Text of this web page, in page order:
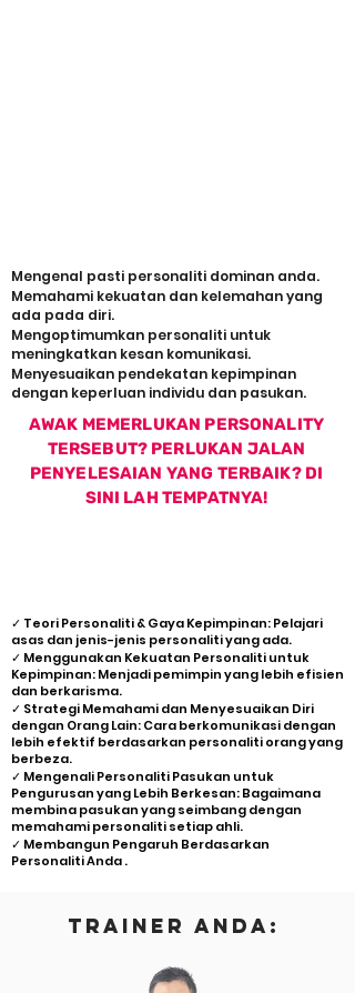
Mengenal pasti personaliti dominan anda.
Memahami kekuatan dan kelemahan yang
ada pada diri.
Mengoptimumkan personaliti untuk
meningkatkan kesan komunikasi.
Menyesuaikan pendekatan kepimpinan
dengan keperluan individu dan pasukan.
AWAK MEMERLUKAN PERSONALITY
TERSEBUT? PERLUKAN JALAN
PENYELESAIAN YANG TERBAIK? DI
SINI LAH TEMPATNYA!
✓ Teori Personaliti & Gaya Kepimpinan: Pelajari
asas dan jenis-jenis personaliti yang ada.
✓ Menggunakan Kekuatan Personaliti untuk
Kepimpinan: Menjadi pemimpin yang lebih efisien
dan berkarisma.
✓ Strategi Memahami dan Menyesuaikan Diri
dengan Orang Lain: Cara berkomunikasi dengan
lebih efektif berdasarkan personaliti orang yang
berbeza.
✓ Mengenali Personaliti Pasukan untuk
Pengurusan yang Lebih Berkesan: Bagaimana
membina pasukan yang seimbang dengan
memahami personaliti setiap ahli.
✓ Membangun Pengaruh Berdasarkan
Personaliti Anda .
TRAINER ANDA: